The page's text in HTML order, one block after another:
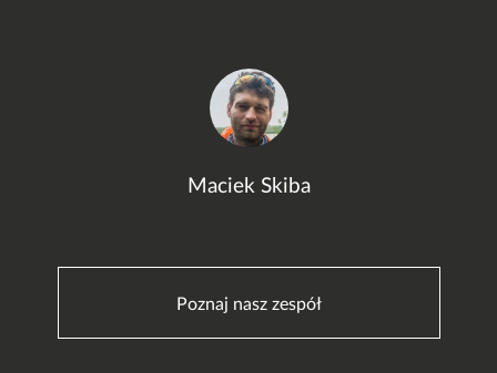
Maciek Skiba
Poznaj nasz zespół